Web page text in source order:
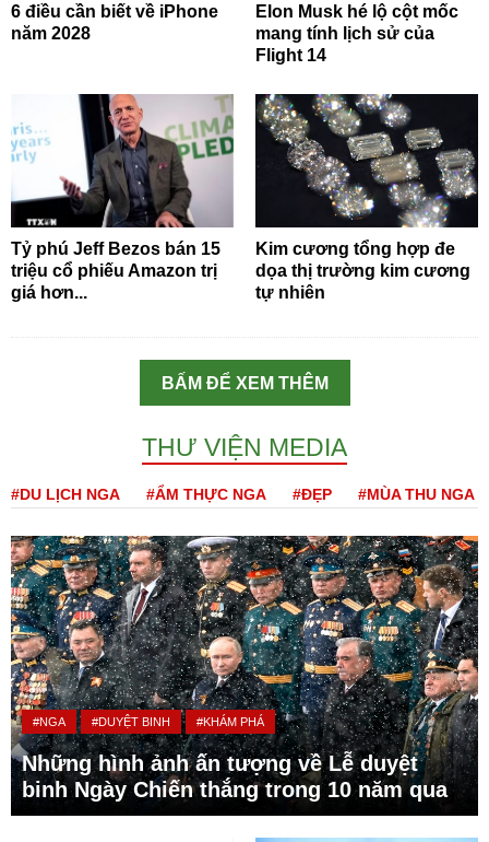
6 điều cần biết về iPhone
năm 2028
Elon Musk hé lộ cột mốc
mang tính lịch sử của
Flight 14
Tỷ phú Jeff Bezos bán 15
triệu cổ phiếu Amazon trị
giá hơn...
Kim cương tổng hợp đe
dọa thị trường kim cương
tự nhiên
BẤM ĐỂ XEM THÊM
THƯ VIỆN MEDIA
#DU LỊCH NGA #ẨM THỰC NGA #ĐẸP #MÙA THU NGA
#NGA #DUYỆT BINH #KHÁM PHÁ
Những hình ảnh ấn tượng về Lễ duyệt
binh Ngày Chiến thắng trong 10 năm qua